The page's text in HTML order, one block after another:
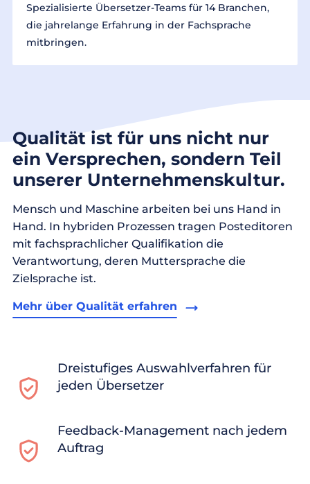
Spezialisierte Übersetzer-Teams für 14 Branchen,
die jahrelange Erfahrung in der Fachsprache
mitbringen.
Qualität ist für uns nicht nur
ein Versprechen, sondern Teil
unserer Unternehmenskultur.
Mensch und Maschine arbeiten bei uns Hand in
Hand. In hybriden Prozessen tragen Posteditoren
mit fachsprachlicher Qualifikation die
Verantwortung, deren Muttersprache die
Zielsprache ist.
Mehr über Qualität erfahren
Dreistufiges Auswahlverfahren für
jeden Übersetzer
Feedback-Management nach jedem
Auftrag